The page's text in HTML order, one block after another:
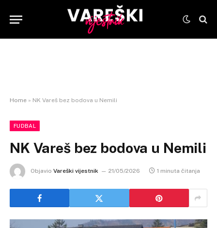
Home » NK Vareš bez bodova u Nemili
FUDBAL
NK Vareš bez bodova u Nemili
Objavio Vareški vijestnik 21/05/2026 1 minuta čitanja